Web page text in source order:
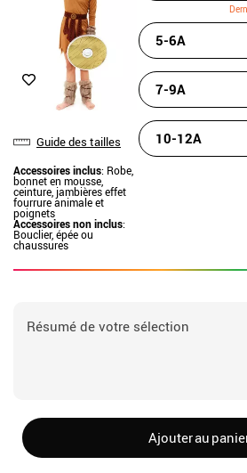
Guide des tailles
Accessoires inclus: Robe,
bonnet en mousse,
ceinture, jambières effet
fourrure animale et
poignets
Accessoires non inclus:
Bouclier, épée ou
chaussures
5-6A
7-9A
10-12A
Résumé de votre sélection
Ajouter au